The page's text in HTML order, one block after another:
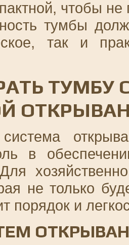
чтобы не
тумбы
так и
в
не только
порядок и